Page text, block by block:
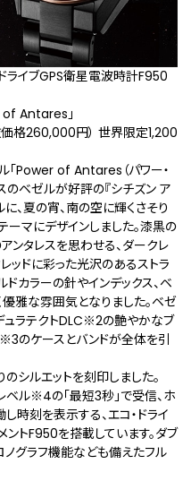
ライブGPS衛星電波時計F950
of Antares」
260,000円） 世界限定1,200
Power of Antares（パワー・
スのベゼルが好評の『シチズン ア
、夏の宵、南の空に輝くさそり
マにデザインしました。漆黒の
ンタレスを思わせる、ダークレ
ッドに彩った光沢のあるストラ
カラーの針やインデックス、ベ
優雅な雰囲気となりました。ベゼ
ラテクトDLC※2の艶やかなブ
※3のケースとバンドが全体を引
シルエットを刻印しました。
ベル※4の「最短3秒」で受信、ホ
時刻を表示する、エコ・ドライ
トF950を搭載しています。ダブ
グラフ機能なども備えたフル